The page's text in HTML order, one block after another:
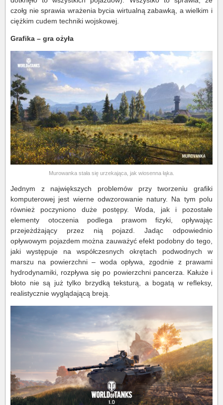
czołg nie sprawia wrażenia bycia wirtualną zabawką, a wielkim i
ciężkim cudem techniki wojskowej.
Grafika – gra ożyła
Murowanka stała się urzekająca, jak wiosenna łąka.
Jednym z największych problemów przy tworzeniu grafiki
komputerowej jest wierne odwzorowanie natury. Na tym polu
również poczyniono duże postępy. Woda, jak i pozostałe
elementy otoczenia podlega prawom fizyki, opływając
przejeżdżający przez nią pojazd. Jadąc odpowiednio
opływowym pojazdem można zauważyć efekt podobny do tego,
jaki występuje na współczesnych okrętach podwodnych w
marszu na powierzchni – woda opływa, zgodnie z prawami
hydrodynamiki, rozpływa się po powierzchni pancerza. Kałuże i
błoto nie są już tylko brzydką teksturą, a bogatą w refleksy,
realistycznie wyglądającą breją.